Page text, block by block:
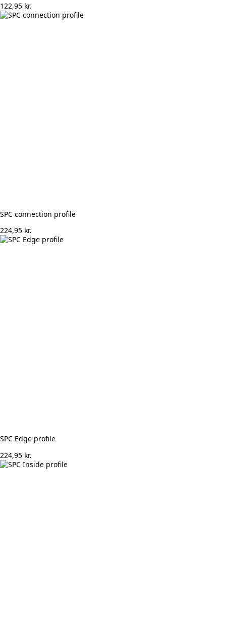
122,95 kr.
SPC connection profile
224,95 kr.
SPC Edge profile
224,95 kr.